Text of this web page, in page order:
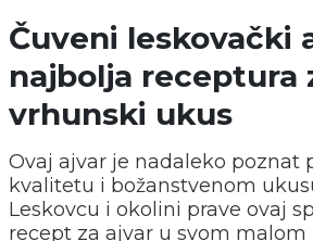
Čuveni leskovački
najbolja receptura
vrhunski ukus
Ovaj ajvar je nadaleko poznat
kvalitetu i božanstvenom
Leskovcu i okolini prave ovaj
recept za ajvar u svom malom